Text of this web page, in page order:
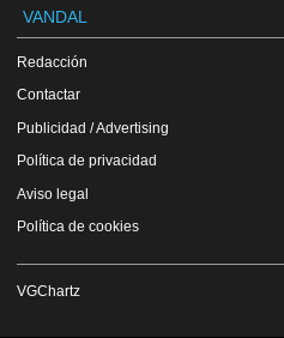
VANDAL
Redacción
Contactar
Publicidad / Advertising
Política de privacidad
Aviso legal
Política de cookies
VGChartz